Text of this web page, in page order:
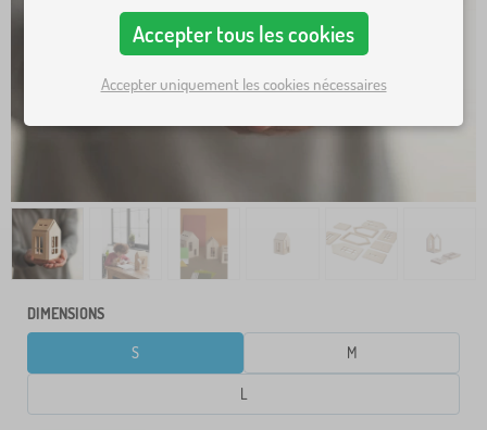
DIMENSIONS
S M
L
Accepter tous les cookies
Accepter uniquement les cookies nécessaires